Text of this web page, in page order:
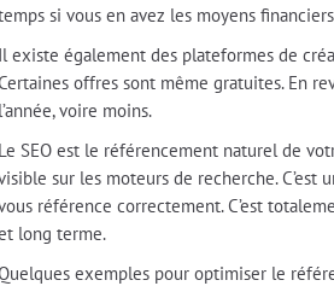
si vous en avez les moyens
Il existe également des plateformes de
offres sont même gratuites. En
l’année, voire moins.
Le SEO est le référencement naturel de
sur les moteurs de recherche.
référence correctement. C’est
long terme.
exemples pour optimiser le